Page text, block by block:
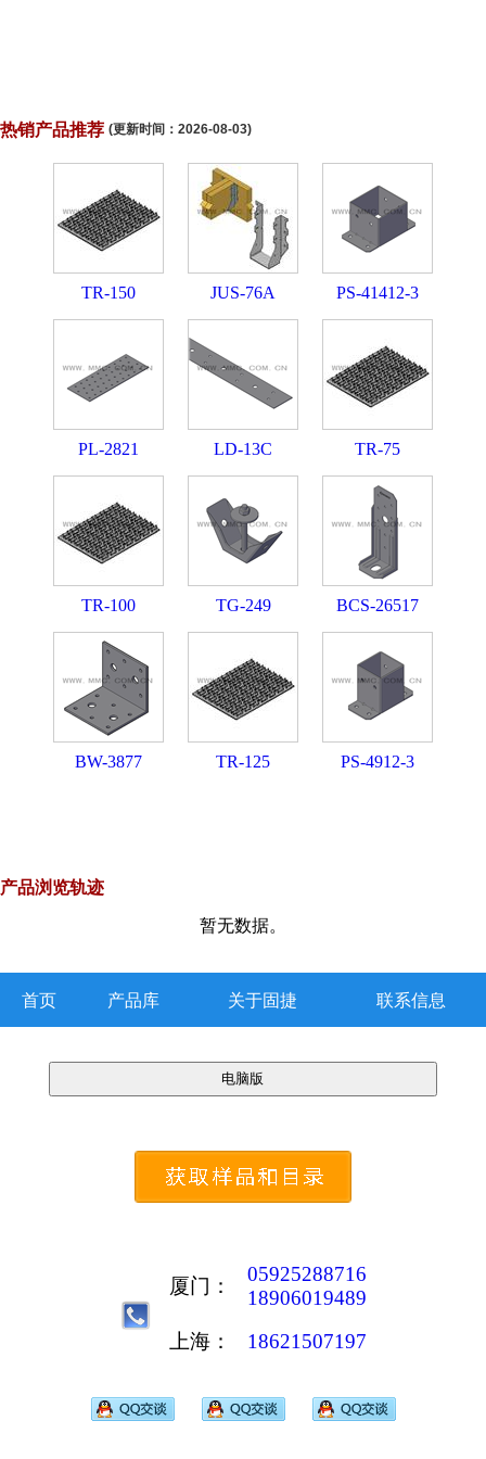
热销产品推荐 (更新时间： 2026-08-03)
TR-150 JUS-76A PS-41412-3
PL-2821 LD-13C TR-75
TR-100 TG-249 BCS-26517
BW-3877 TR-125 PS-4912-3
产品浏览轨迹
暂无数据。
首页 产品库 关于固捷 联系信息
厦门：
05925288716
18906019489
上海：
18621507197